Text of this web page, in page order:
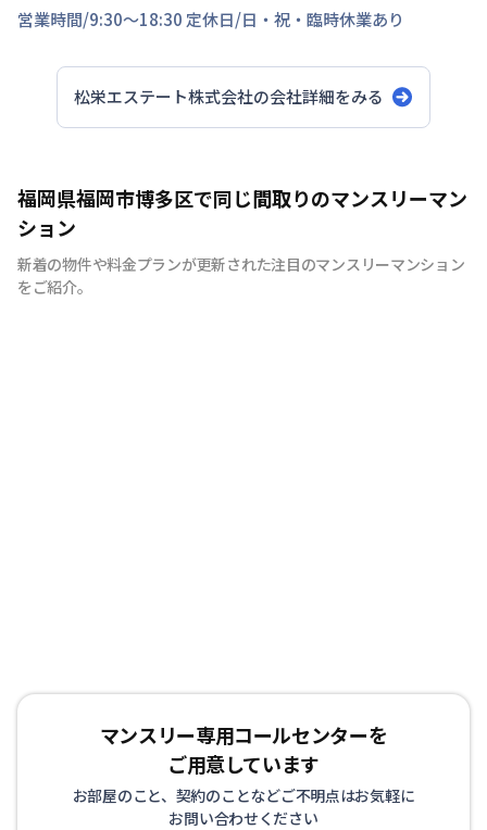
営業時間/9:30～18:30 定休日/日・祝・臨時休業あり
松栄エステート株式会社の会社詳細をみる
福岡県福岡市博多区で同じ間取りのマンスリーマン
ション
新着の物件や料金プランが更新された注目のマンスリーマンション
をご紹介。
マンスリー専用コールセンターを
ご用意しています
お部屋のこと、契約のことなどご不明点はお気軽に
お問い合わせください